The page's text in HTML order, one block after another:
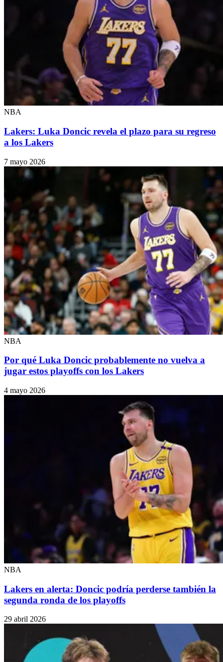
NBA
Lakers: Luka Doncic revela el plazo para su regreso
a los Lakers
7 mayo 2026
NBA
Por qué Luka Doncic probablemente no vuelva a
jugar estos playoffs con los Lakers
4 mayo 2026
NBA
Lakers en alerta: Doncic podría perderse también la
segunda ronda de los playoffs
29 abril 2026